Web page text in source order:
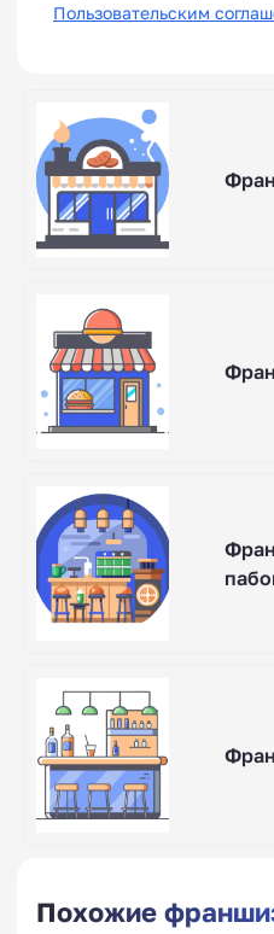
Пользовательским
Похожие